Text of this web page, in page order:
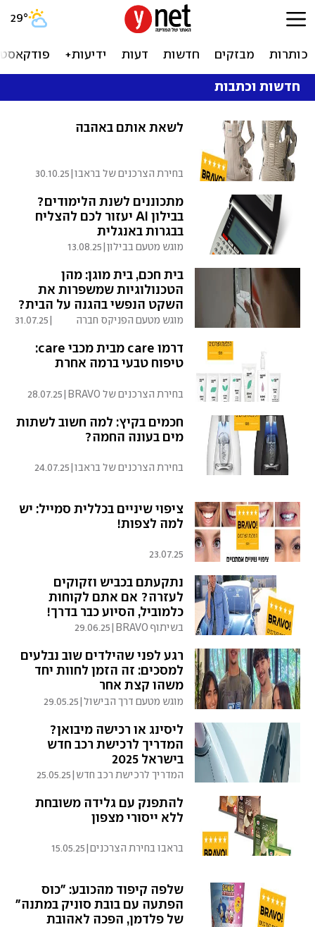
29°
כותרות מבזקים חדשות דעות ידיעות+
חדשות וכתבות
לשאת אותם באהבה
בחירת הצרכנים של בראבו|
30.10.25
מתכוננים לשנת הלימודים?
בבילון AI יעזור לכם להצליח
בבגרות באנגלית
מוגש מטעם בבילון|
13.08.25
בית חכם, בית מוגן: מהן
הטכנולוגיות שמשפרות את
השקט הנפשי בהגנה על הבית?
מוגש מטעם הפניקס חברה
31.07.25
דרמו care מבית מכבי care:
טיפוח טבעי ברמה אחרת
בחירת הצרכנים של BRAVO 28.07.25
חכמים בקיץ: למה חשוב לשתות
מים בעונה החמה?
בחירת הצרכנים של בראבו|
24.07.25
ציפוי שיניים בכללית סמייל: יש
למה לצפות!
23.07.25
נתקעתם בכביש וזקוקים
לעזרה? אם אתם לקוחות
כלמוביל, הסיוע כבר בדרך!
בשיתוף BRAVO 29.06.25
רגע לפני שהילדים שוב נבלעים
למסכים: זה הזמן לחוות יחד
משהו קצת אחר
מוגש מטעם דרך הבישול|
29.05.25
ליסינג או רכישה מיבואן?
המדריך לרכישת רכב חדש
בישראל 2025
המדריך לרכישת רכב חדש 25.05.25
להתפנק עם גלידה משובחת
ללא ייסורי מצפון
בראבו בחירת הצרכנים 15.05.25
שלפה קיפוד מהכובע: "כוס
הפתעה עם בובת סוניק במתנה"
של פלדמן, הפכה לאהובת